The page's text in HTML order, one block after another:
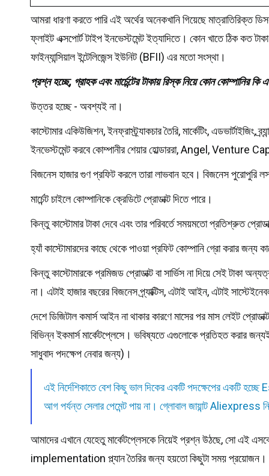
আমরা ধারণা করতে পারি এই অর্থের অনেকখানি গিয়েছে মাত্রাতিরিক্ত
ফ্লাইট এক্সপোর্ট টাইপ ইনভেস্টমেন্ট ইত্যাদিতে। কোন খাতে ঠিক কত
ফাইন্যান্সিয়াল ইন্টেলিজেন্স ইউনিট (BFII) এর মতো সংস্থা।
প্রশ্ন হচ্ছে, গ্রাহক এবং মার্চেন্টের টাকায় রিস্ক নিয়ে কোন কোম্পানির
উত্তর হচ্ছে - অবশ্যই না।
কাস্টোমার একিউজিশন, ইনফ্রাস্ট্র্যাকচার তৈরি, মার্কেটিং, এডভার্টাইজিং,
ইনভেস্টমেন্ট করবে কোম্পানীর শেয়ার হোল্ডাররা, Angel, Venture
বিজনেস হাজার গুণ প্রফিট করলে তারা লাভবান হবে। বিজনেস পুরোপুরি
মার্চেন্ট চাইলে কোম্পানিকে ক্রেডিটে প্রোডাক্ট দিতে পারে।
কিন্তু কাস্টোমার টাকা দেবে এবং তার পরিবর্তে সময়মতো প্রতিশ্রুত
হ্যাঁ কাস্টোমারদের কাছে থেকে পাওয়া প্রফিট কোম্পানি গ্রো করার জন্য
কিন্তু কাস্টোমারকে প্রমিজড প্রোডাক্ট বা সার্ভিস না দিয়ে সেই টাকা
না। এটাই হাজার বছরের বিজনেস প্র্যাক্টিস, এটাই আইন, এটাই
দেশে ডিজিটাল কমার্স আইন না থাকার কারণে মাসের পর মাস লেইট
বিভিন্ন ইকমার্স মার্কেটপ্লেসে। ভবিষ্যতে এগুলোকে প্রতিহত করার
সাধুবাদ পদক্ষেপ নেবার জন্য)।
এই নির্দেশিকাতে বেশ কিছু ভাল দিকের একটি পদক্ষেপের একটি
আগ পর্যন্ত সেলার পেমেন্ট পায় না। গ্লোবাল জায়ান্ট
আমাদের এখানে যেহেতু মার্কেটপ্লেসকে নিয়েই প্রশ্ন উঠছে, সো এই
implementation প্ল্যান তৈরির জন্য হয়তো কিছুটা সময় প্রয়োজন।